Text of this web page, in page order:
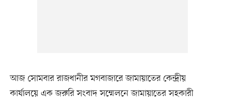
আজ সোমবার রাজধানীর মগবাজারে জামায়াতের কেন্দ্রীয়
কার্যালয়ে এক জরুরি সংবাদ সম্মেলনে জামায়াতের সহকারী